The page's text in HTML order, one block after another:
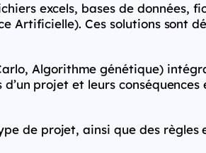
excels, bases de données,
Artificielle). Ces solutions sont
Algorithme génétique)
projet et leurs conséquences
de projet, ainsi que des règles